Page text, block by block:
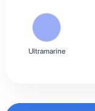
Ultramarine